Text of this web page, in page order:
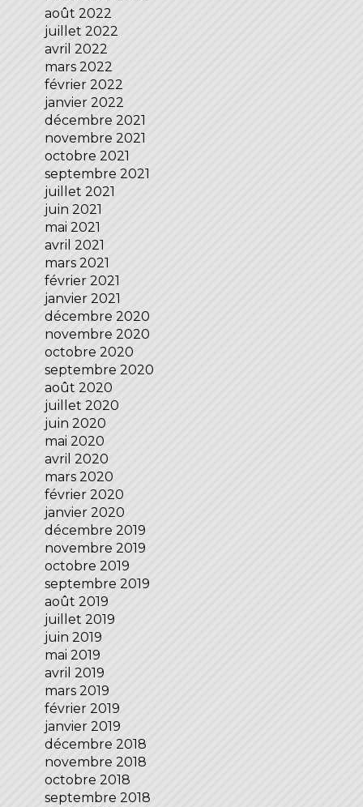
août 2022
juillet 2022
avril 2022
mars 2022
février 2022
janvier 2022
décembre 2021
novembre 2021
octobre 2021
septembre 2021
juillet 2021
juin 2021
mai 2021
avril 2021
mars 2021
février 2021
janvier 2021
décembre 2020
novembre 2020
octobre 2020
septembre 2020
août 2020
juillet 2020
juin 2020
mai 2020
avril 2020
mars 2020
février 2020
janvier 2020
décembre 2019
novembre 2019
octobre 2019
septembre 2019
août 2019
juillet 2019
juin 2019
mai 2019
avril 2019
mars 2019
février 2019
janvier 2019
décembre 2018
novembre 2018
octobre 2018
septembre 2018